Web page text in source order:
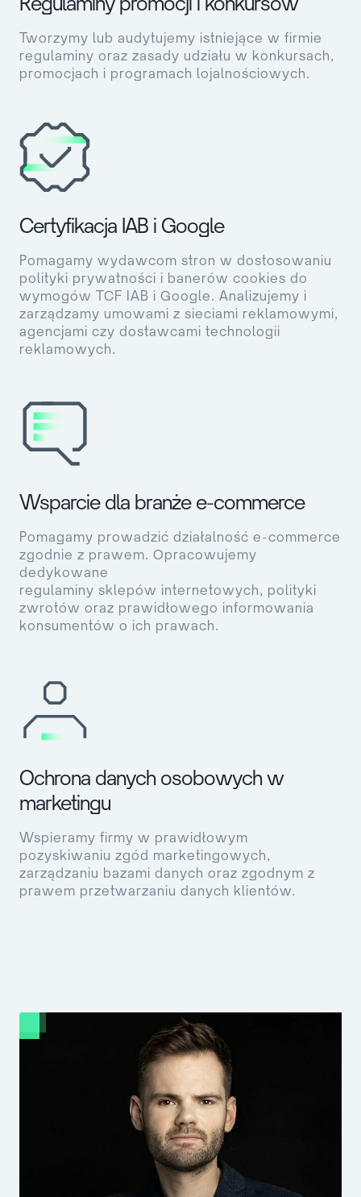
Tworzymy lub audytujemy istniejące w firmie
regulaminy oraz zasady udziału w konkursach,
promocjach i programach lojalnościowych.
Certyfikacja IAB i Google
Pomagamy wydawcom stron w dostosowaniu
polityki prywatności i banerów cookies do
wymogów TCF IAB i Google. Analizujemy i
zarządzamy umowami z sieciami reklamowymi,
agencjami czy dostawcami technologii
reklamowych.
Wsparcie dla branże e-commerce
Pomagamy prowadzić działalność e-commerce
zgodnie z prawem. Opracowujemy
dedykowane
regulaminy sklepów internetowych, polityki
zwrotów oraz prawidłowego informowania
konsumentów o ich prawach.
Ochrona danych osobowych w
marketingu
Wspieramy firmy w prawidłowym
pozyskiwaniu zgód marketingowych,
zarządzaniu bazami danych oraz zgodnym z
prawem przetwarzaniu danych klientów.